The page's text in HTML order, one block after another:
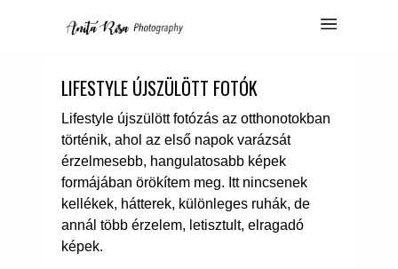
LIFESTYLE ÚJSZÜLÖTT FOTÓK
Lifestyle újszülött fotózás az otthonotokban
történik, ahol az első napok varázsát
érzelmesebb, hangulatosabb képek
formájában örökítem meg. Itt nincsenek
kellékek, hátterek, különleges ruhák, de
annál több érzelem, letisztult, elragadó
képek.